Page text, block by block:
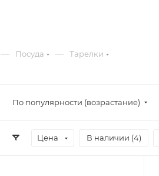
— Посуда — Тарелки
По популярности (возрастание)
Цена В наличии (4)